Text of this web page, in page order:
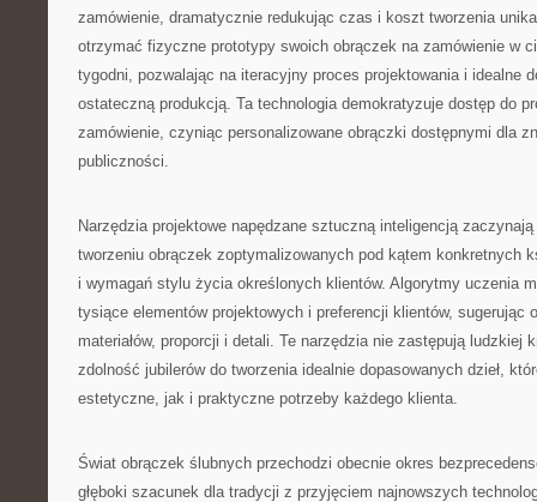
zamówienie, dramatycznie redukując czas i koszt tworzenia
otrzymać fizyczne prototypy swoich obrączek na zamówienie w
tygodni, pozwalając na iteracyjny proces projektowania i idealne
ostateczną produkcją. Ta technologia demokratyzuje dostęp do
zamówienie, czyniąc personalizowane obrączki dostępnymi dla
publiczności.
Narzędzia projektowe napędzane sztuczną inteligencją
tworzeniu obrączek zoptymalizowanych pod kątem konkretnych
i wymagań stylu życia określonych klientów. Algorytmy uczenia
tysiące elementów projektowych i preferencji klientów, sugerując
materiałów, proporcji i detali. Te narzędzia nie zastępują ludzkiej
zdolność jubilerów do tworzenia idealnie dopasowanych dzieł,
estetyczne, jak i praktyczne potrzeby każdego klienta.
Świat obrączek ślubnych przechodzi obecnie okres
głęboki szacunek dla tradycji z przyjęciem najnowszych